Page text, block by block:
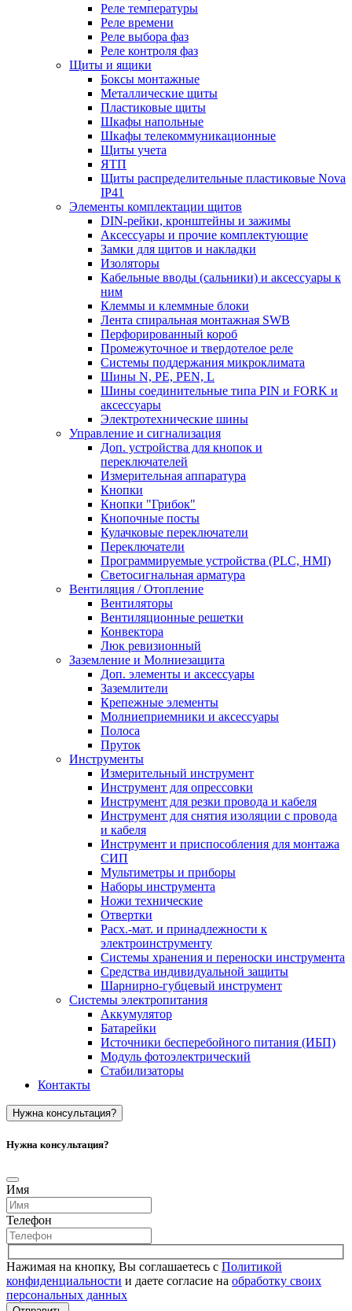
Реле температуры
Реле времени
Реле выбора фаз
Реле контроля фаз
Щиты и ящики
Боксы монтажные
Металлические щиты
Пластиковые щиты
Шкафы напольные
Шкафы телекоммуникационные
Щиты учета
ЯТП
Щиты распределительные пластиковые Nova
IP41
Элементы комплектации щитов
DIN-рейки, кронштейны и зажимы
Аксессуары и прочие комплектующие
Замки для щитов и накладки
Изоляторы
Кабельные вводы (сальники) и аксессуары к
ним
Клеммы и клеммные блоки
Лента спиральная монтажная SWB
Перфорированный короб
Промежуточное и твердотелое реле
Системы поддержания микроклимата
Шины N, PE, PEN, L
Шины соединительные типа PIN и FORK и
аксессуары
Электротехнические шины
Управление и сигнализация
Доп. устройства для кнопок и
переключателей
Измерительная аппаратура
Кнопки
Кнопки "Грибок"
Кнопочные посты
Кулачковые переключатели
Переключатели
Программируемые устройства (PLC, HMI)
Светосигнальная арматура
Вентиляция / Отопление
Вентиляторы
Вентиляционные решетки
Конвектора
Люк ревизионный
Заземление и Молниезащита
Доп. элементы и аксессуары
Заземлители
Крепежные элементы
Молниеприемники и аксессуары
Полоса
Пруток
Инструменты
Измерительный инструмент
Инструмент для опрессовки
Инструмент для резки провода и кабеля
Инструмент для снятия изоляции с провода
и кабеля
Инструмент и приспособления для монтажа
СИП
Мультиметры и приборы
Наборы инструмента
Ножи технические
Отвертки
Расх.-мат. и принадлежности к
электроинструменту
Системы хранения и переноски инструмента
Средства индивидуальной защиты
Шарнирно-губцевый инструмент
Системы электропитания
Аккумулятор
Батарейки
Источники бесперебойного питания (ИБП)
Модуль фотоэлектрический
Стабилизаторы
Контакты
Нужна консультация?
Нужна консультация?
Имя
Телефон
Нажимая на кнопку, Вы соглашаетесь с Политикой
конфиденциальности и даете согласие на обработку своих
персональных данных